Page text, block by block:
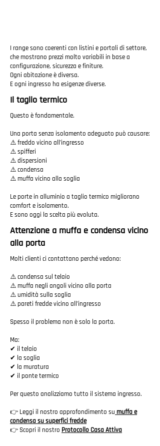
I range sono coerenti con listini e portali di settore,
che mostrano prezzi molto variabili in base a
configurazione, sicurezza e finiture.
Ogni abitazione è diversa.
E ogni ingresso ha esigenze diverse.
Il taglio termico
Questo è fondamentale.
Una porta senza isolamento adeguato può causare:
⚠️ freddo vicino all’ingresso
⚠️ spifferi
⚠️ dispersioni
⚠️ condensa
⚠️ muffa vicino alla soglia
Le porte in alluminio a taglio termico migliorano
comfort e isolamento.
E sono oggi la scelta più evoluta.
Attenzione a muffa e condensa vicino
alla porta
Molti clienti ci contattano perché vedono:
⚠️ condensa sul telaio
⚠️ muffa negli angoli vicino alla porta
⚠️ umidità sulla soglia
⚠️ pareti fredde vicino all’ingresso
Spesso il problema non è solo la porta.
Ma:
✔ il telaio
✔ la soglia
✔ la muratura
✔ il ponte termico
Per questo analizziamo tutto il sistema ingresso.
👉 Leggi il nostro approfondimento su muffa e
condensa su superfici fredde
👉 Scopri il nostro Protocollo Casa Attiva